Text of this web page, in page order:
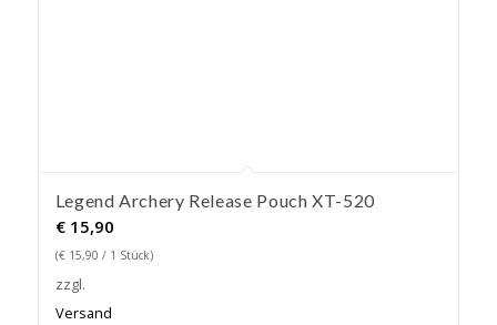
Legend Archery Release Pouch XT-520
€15,90
(€15,90 / 1 Stück)
zzgl.
Versand